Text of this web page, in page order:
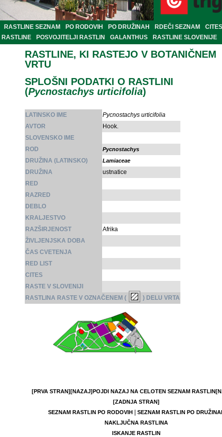
RASTLINE SEZNAM PO RODOVIH PO DRUŽINAH RDEČI SEZNAM
CITES
RASTLINE
POSVOJITELJI RASTLIN GALANTHUS RASTLINE SLOVENIJE
RASTLINE, KI RASTEJO V BOTANIČNEM
VRTU
SPLOŠNI PODATKI O RASTLINI
(Pycnostachys urticifolia)
LATINSKO IME
Pycnostachys urticifolia
AVTOR
Hook.
SLOVENSKO IME
ROD
Pycnostachys
DRUŽINA (LATINSKO) Lamiaceae
DRUŽINA
ustnatice
RED
RAZRED
DEBLO
KRALJESTVO
RAZŠIRJENOST
Afrika
ŽIVLJENJSKA DOBA
ČAS CVETENJA
RED LIST
CITES
RASTE V SLOVENIJI
RASTLINA RASTE V OZNAČENEM (
) DELU VRTA
[PRVA STRAN][NAZAJ]POJDI NAZAJ NA CELOTEN SEZNAM RASTLIN
[ZADNJA STRAN]
SEZNAM RASTLIN PO RODOVIH|
SEZNAM RASTLIN PO
NAKLJUČNA RASTLINA
ISKANJE RASTLIN